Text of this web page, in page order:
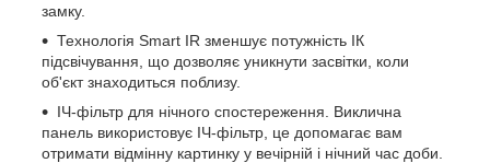
замку.
Технологія Smart IR зменшує потужність ІК
підсвічування, що дозволяє уникнути засвітки, коли
об'єкт знаходиться поблизу.
ІЧ-фільтр для нічного спостереження. Виклична
панель використовує ІЧ-фільтр, це допомагає вам
отримати відмінну картинку у вечірній і нічний час доби.